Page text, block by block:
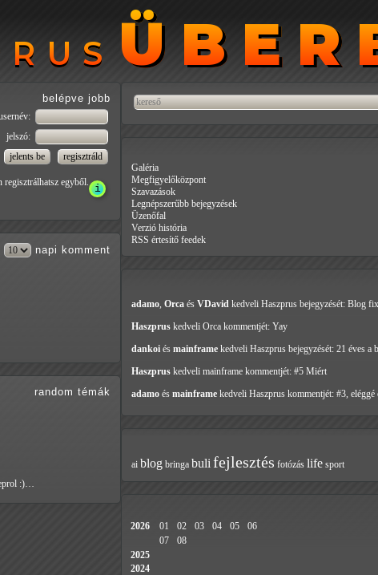
belépve jobb
jelszó:
regisztrálhatsz egyből.
napi komment
random témák
:)…
Galéria
Megfigyelőközpont
Szavazások
Legnépszerűbb bejegyzések
Üzenőfal
Verzió história
RSS értesítő feedek
adamo, Orca és VDavid kedveli Haszprus bejegyzését: Blog
Haszprus kedveli Orca kommentjét: Yay
dankoi és mainframe kedveli Haszprus bejegyzését: 21 éves a
Haszprus kedveli mainframe kommentjét: #5 Miért
adamo és mainframe kedveli Haszprus kommentjét: #3,
ai blog bringa buli fejlesztés fotózás life sport
2026 01 02 03 04 05
06
07
08
2025
2024